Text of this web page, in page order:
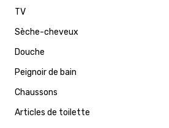
TV
Sèche-cheveux
Douche
Peignoir de bain
Chaussons
Articles de toilette